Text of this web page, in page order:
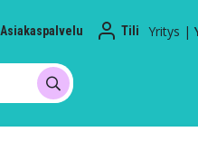
Asiakaspalvelu Tili Yritys |